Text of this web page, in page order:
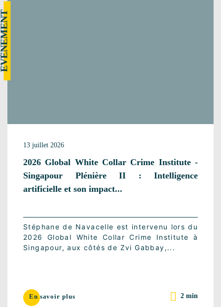
13 juillet 2026
2026 Global White Collar Crime Institute -
Singapour Plénière II : Intelligence
artificielle et son impact...
Stéphane de Navacelle est intervenu lors du
2026 Global White Collar Crime Institute à
Singapour, aux côtés de Zvi Gabbay,...
En savoir plus 2 min